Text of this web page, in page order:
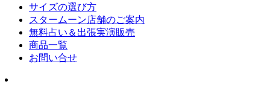
サイズの選び方
スタームーン店舗のご案内
無料占い＆出張実演販売
商品一覧
お問い合せ